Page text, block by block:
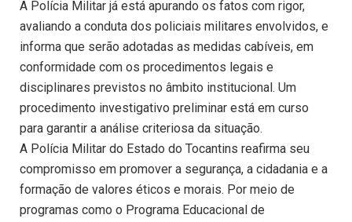
A Polícia Militar já está apurando os fatos com rigor,
avaliando a conduta dos policiais militares envolvidos, e
informa que serão adotadas as medidas cabíveis, em
conformidade com os procedimentos legais e
disciplinares previstos no âmbito institucional. Um
procedimento investigativo preliminar está em curso
para garantir a análise criteriosa da situação.
A Polícia Militar do Estado do Tocantins reafirma seu
compromisso em promover a segurança, a cidadania e a
formação de valores éticos e morais. Por meio de
programas como o Programa Educacional de